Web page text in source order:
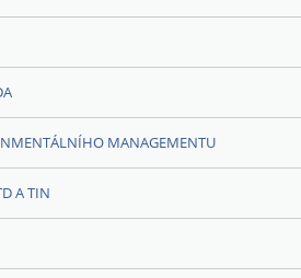
MANAGEMENTU
A TIN